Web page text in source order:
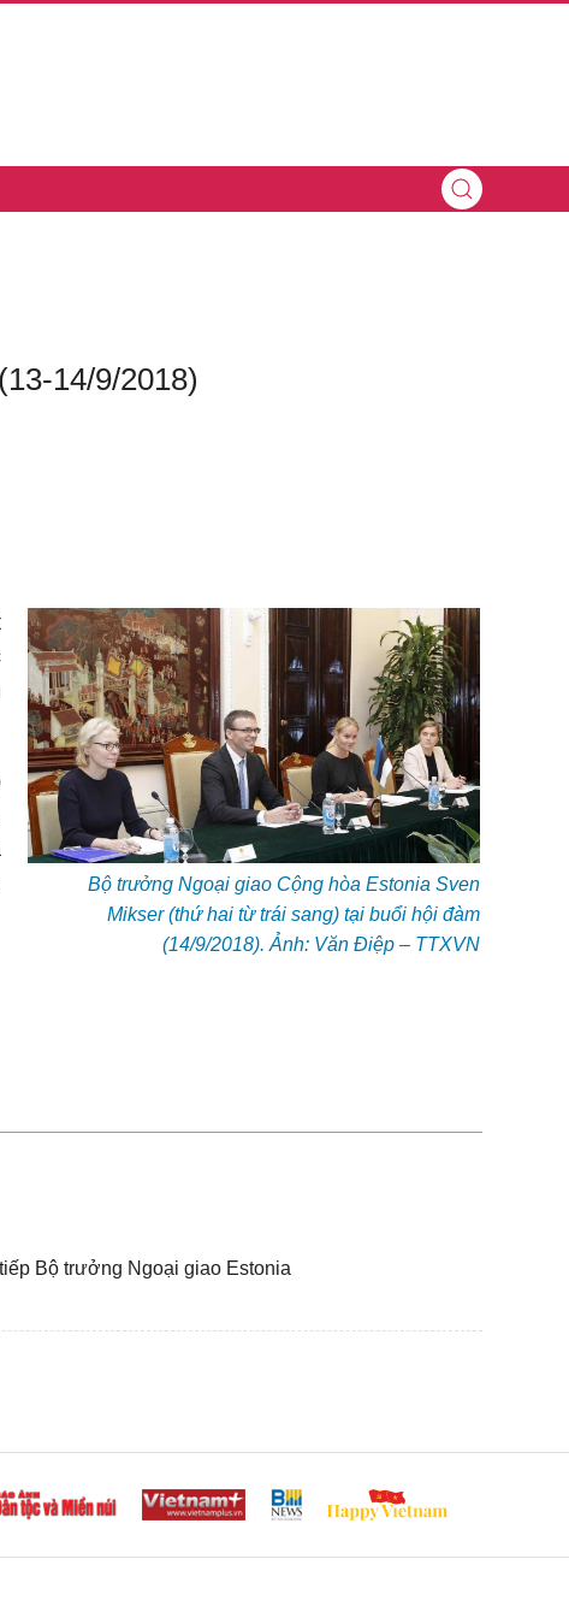
14/9/2018)
Bộ trưởng Ngoại giao Cộng hòa Estonia Sven
Mikser (thứ hai từ trái sang) tại buổi hội đàm
(14/9/2018). Ảnh: Văn Điệp – TTXVN
Bộ trưởng Ngoại giao Estonia